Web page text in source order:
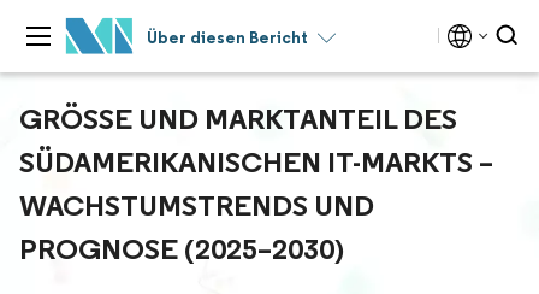
Über diesen Bericht
GRÖSSE UND MARKTANTEIL DES S
ÜDAMERIKANISCHEN IT-MARKTS – W
ACHSTUMSTRENDS UND P
ROGNOSE (2025–2030)